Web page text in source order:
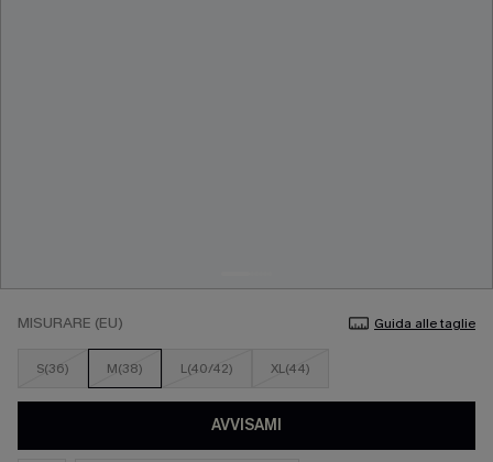
MISURARE (EU) Guida alle taglie
S(36) M(38) L(40/42) XL(44)
AVVISAMI